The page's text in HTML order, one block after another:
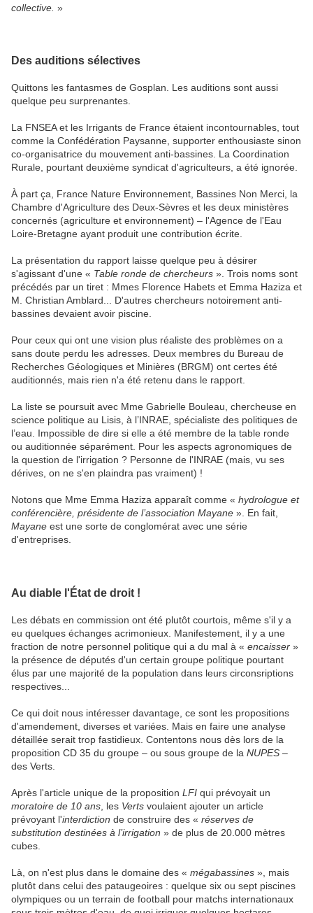
collective. »
Des auditions sélectives
Quittons les fantasmes de Gosplan. Les auditions sont aussi
quelque peu surprenantes.
La FNSEA et les Irrigants de France étaient incontournables, tout
comme la Confédération Paysanne, supporter enthousiaste sinon
co-organisatrice du mouvement anti-bassines. La Coordination
Rurale, pourtant deuxième syndicat d'agriculteurs, a été ignorée.
À part ça, France Nature Environnement, Bassines Non Merci, la
Chambre d'Agriculture des Deux-Sèvres et les deux ministères
concernés (agriculture et environnement) – l'Agence de l'Eau
Loire-Bretagne ayant produit une contribution écrite.
La présentation du rapport laisse quelque peu à désirer
s'agissant d'une « Table ronde de chercheurs ». Trois noms sont
précédés par un tiret : Mmes Florence Habets et Emma Haziza et
M. Christian Amblard... D'autres chercheurs notoirement anti-
bassines devaient avoir piscine.
Pour ceux qui ont une vision plus réaliste des problèmes on a
sans doute perdu les adresses. Deux membres du Bureau de
Recherches Géologiques et Minières (BRGM) ont certes été
auditionnés, mais rien n'a été retenu dans le rapport.
La liste se poursuit avec Mme Gabrielle Bouleau, chercheuse en
science politique au Lisis, à l’INRAE, spécialiste des politiques de
l’eau. Impossible de dire si elle a été membre de la table ronde
ou auditionnée séparément. Pour les aspects agronomiques de
la question de l'irrigation ? Personne de l'INRAE (mais, vu ses
dérives, on ne s'en plaindra pas vraiment) !
Notons que Mme Emma Haziza apparaît comme « hydrologue et
conférencière, présidente de l’association Mayane ». En fait,
Mayane est une sorte de conglomérat avec une série
d'entreprises.
Au diable l'État de droit !
Les débats en commission ont été plutôt courtois, même s'il y a
eu quelques échanges acrimonieux. Manifestement, il y a une
fraction de notre personnel politique qui a du mal à « encaisser »
la présence de députés d'un certain groupe politique pourtant
élus par une majorité de la population dans leurs circonsriptions
respectives...
Ce qui doit nous intéresser davantage, ce sont les propositions
d'amendement, diverses et variées. Mais en faire une analyse
détaillée serait trop fastidieux. Contentons nous dès lors de la
proposition CD 35 du groupe – ou sous groupe de la NUPES –
des Verts.
Après l'article unique de la proposition LFI qui prévoyait un
moratoire de 10 ans , les Verts voulaient ajouter un article
prévoyant l'interdiction de construire des « réserves de
substitution destinées à l’irrigation » de plus de 20.000 mètres
cubes.
Là, on n'est plus dans le domaine des « mégabassines », mais
plutôt dans celui des pataugeoires : quelque six ou sept piscines
olympiques ou un terrain de football pour matchs internationaux